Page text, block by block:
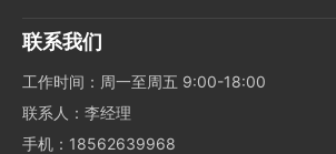
联系我们
工作时间：周一至周五 9:00-18:00
联系人：李经理
手机：18562639968